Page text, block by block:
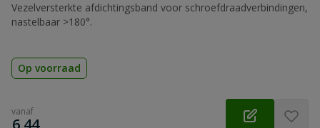
Vezelversterkte afdichtingsband voor schroefdraadverbindingen,
nastelbaar >180°.
Op voorraad
vanaf
€
6,44